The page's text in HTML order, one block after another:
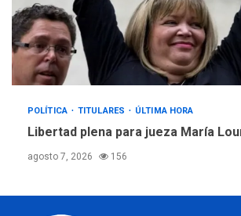
POLÍTICA TITULARES ÚLTIMA HORA
Libertad plena para jueza María
agosto 7, 2026 156